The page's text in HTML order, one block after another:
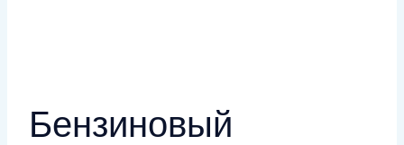
Бензиновый